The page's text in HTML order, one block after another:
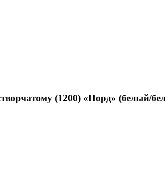
(1200) «Норд» (белый/